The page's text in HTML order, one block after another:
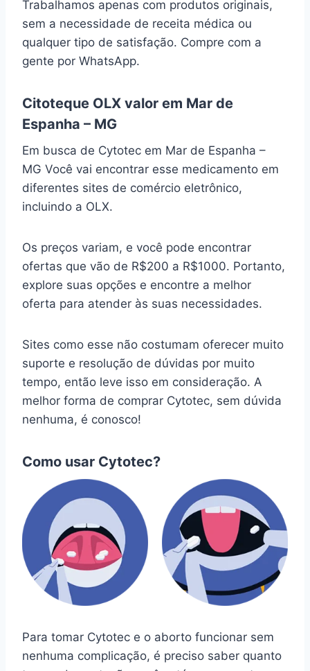
Trabalhamos apenas com produtos originais,
sem a necessidade de receita médica ou
qualquer tipo de satisfação. Compre com a
gente por WhatsApp.
Citoteque OLX valor em Mar de
Espanha – MG
Em busca de Cytotec em Mar de Espanha –
MG Você vai encontrar esse medicamento em
diferentes sites de comércio eletrônico,
incluindo a OLX.
Os preços variam, e você pode encontrar
ofertas que vão de R$200 a R$1000. Portanto,
explore suas opções e encontre a melhor
oferta para atender às suas necessidades.
Sites como esse não costumam oferecer muito
suporte e resolução de dúvidas por muito
tempo, então leve isso em consideração. A
melhor forma de comprar Cytotec, sem dúvida
nenhuma, é conosco!
Como usar Cytotec?
Para tomar Cytotec e o aborto funcionar sem
nenhuma complicação, é preciso saber quanto